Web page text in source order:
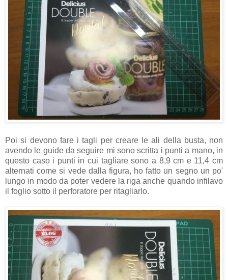
Poi si devono fare i tagli per creare le ali della busta, non
avendo le guide da seguire mi sono scritta i punti a mano, in
questo caso i punti in cui tagliare sono a 8,9 cm e 11,4 cm
alternati come si vede dalla figura, ho fatto un segno un po'
lungo in modo da poter vedere la riga anche quando infilavo
il foglio sotto il perforatore per ritagliarlo.